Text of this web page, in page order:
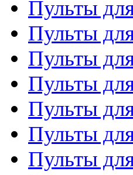
Пульты
Пульты
Пульты
Пульты
Пульты
Пульты
Пульты